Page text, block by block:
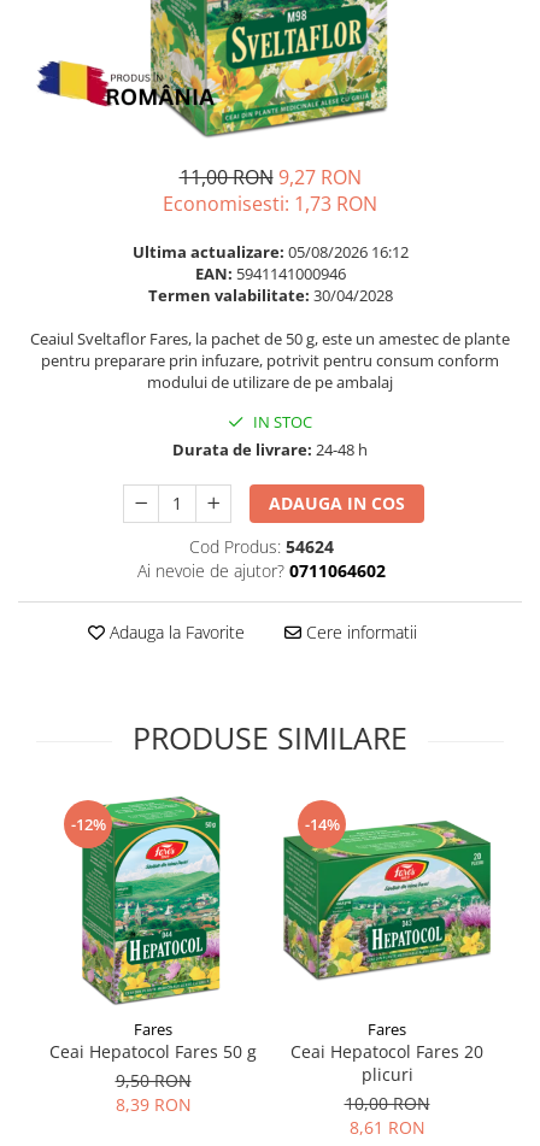
Par si unghii
Probiotice si prebiotice
Slabire si control greutate
Somn stres si anxietate
Supliment Calciu
Supliment Complexe
Supliment Magneziu
Supliment Vitamina B
Supliment Vitamina C
Supliment Vitamina D3
Supliment Vitamina E
Supliment Zinc
Vitamine si minerale
Balsam masca si tratament
Produse cu SPF Pentru Fata
11,00 RON 9,27 RON
Economisesti: 1,73 RON
Ultima actualizare: 05/08/2026 16:12
EAN: 5941141000946
Termen valabilitate: 30/04/2028
Ceaiul Sveltaflor Fares, la pachet de 50 g, este un amestec de plante
pentru preparare prin infuzare, potrivit pentru consum conform
modului de utilizare de pe ambalaj
IN STOC
Durata de livrare: 24-48 h
ADAUGA IN COS
Cod Produs: 54624
Ai nevoie de ajutor? 0711064602
Adauga la Favorite Cere informatii
PRODUSE SIMILARE
-12%
Fares
Ceai Hepatocol Fares 50 g
9,50 RON
8,39 RON
-14%
Fares
Ceai Hepatocol Fares 20
plicuri
10,00 RON
8,61 RON